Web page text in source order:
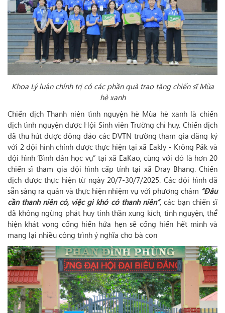
Khoa Lý luận chính trị có các phần quà trao tặng chiến sĩ Mùa
hè xanh
Chiến dịch Thanh niên tình nguyện hè Mùa hè xanh là chiến
dịch tình nguyện được Hội Sinh viên Trường chỉ huy. Chiến dịch
đã thu hút được đông đảo các ĐVTN trường tham gia đăng ký
với 2 đội hình chính được thực hiện tại xã Eakly - Krông Păk và
đội hình ‘Bình dân học vụ” tại xã EaKao, cùng với đó là hơn 20
chiến sĩ tham gia đội hình cấp tỉnh tại xã Dray Bhang. Chiến
dịch được thực hiện từ ngày 20/7-30/7/2025. Các đội hình đã
sẵn sàng ra quân và thực hiện nhiệm vụ với phương châm “Đâu
cần thanh niên có, việc gì khó có thanh niên”, các bạn chiến sĩ
đã không ngừng phát huy tinh thần xung kích, tình nguyện, thể
hiện khát vọng cống hiến hứa hẹn sẽ cống hiến hết mình và
mang lại nhiều công trình ý nghĩa cho bà con